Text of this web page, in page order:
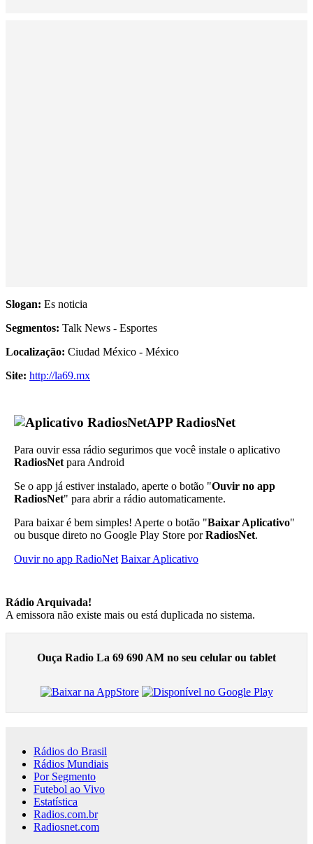
Slogan: Es noticia
Segmentos: Talk News - Esportes
Localização: Ciudad México - México
Site: http://la69.mx
APP RadiosNet
Para ouvir essa rádio segurimos que você instale o aplicativo
RadiosNet para Android
Se o app já estiver instalado, aperte o botão "Ouvir no app
RadiosNet" para abrir a rádio automaticamente.
Para baixar é bem simples! Aperte o botão "Baixar Aplicativo"
ou busque direto no Google Play Store porRadiosNet.
Ouvir no app RadioNet Baixar Aplicativo
Rádio Arquivada!
A emissora não existe mais ou está duplicada no sistema.
Ouça Radio La 69 690 AM no seu celular ou tablet
Rádios do Brasil
Rádios Mundiais
Por Segmento
Futebol ao Vivo
Estatística
Radios.com.br
Radiosnet.com